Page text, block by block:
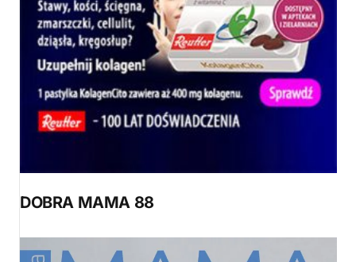
DOBRA MAMA 88